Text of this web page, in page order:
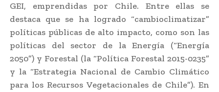
GEI, emprendidas por Chile. Entre ellas se
destaca que se ha logrado “cambioclimatizar”
políticas públicas de alto impacto, como son las
políticas del sector de la Energía (“Energía
2050”) y Forestal (la “Política Forestal 2015-0235”
y la “Estrategia Nacional de Cambio Climático
para los Recursos Vegetacionales de Chile”). En